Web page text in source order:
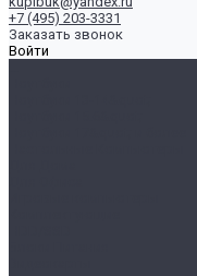
+7 (495) 203-3331
Заказать звонок
Войти